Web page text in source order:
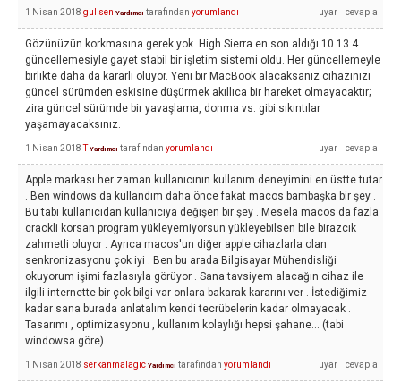
1 Nisan 2018 gul sen Yardımcı tarafından yorumlandı
Gözünüzün korkmasına gerek yok. High Sierra en son aldığı 10.13.4
güncellemesiyle gayet stabil bir işletim sistemi oldu. Her güncellemeyle
birlikte daha da kararlı oluyor. Yeni bir MacBook alacaksanız cihazınızı
güncel sürümden eskisine düşürmek akıllıca bir hareket olmayacaktır;
zira güncel sürümde bir yavaşlama, donma vs. gibi sıkıntılar
yaşamayacaksınız.
1 Nisan 2018 T Yardımcı tarafından yorumlandı
Apple markası her zaman kullanıcının kullanım deneyimini en üstte tutar
. Ben windows da kullandım daha önce fakat macos bambaşka bir şey .
Bu tabi kullanıcıdan kullanıcıya değişen bir şey . Mesela macos da fazla
crackli korsan program yükleyemiyorsun yükleyebilsen bile birazcık
zahmetli oluyor . Ayrıca macos'un diğer apple cihazlarla olan
senkronizasyonu çok iyi . Ben bu arada Bilgisayar Mühendisliği
okuyorum işimi fazlasıyla görüyor . Sana tavsiyem alacağın cihaz ile
ilgili internette bir çok bilgi var onlara bakarak kararını ver . İstediğimiz
kadar sana burada anlatalım kendi tecrübelerin kadar olmayacak .
Tasarımı , optimizasyonu , kullanım kolaylığı hepsi şahane... (tabi
windowsa göre)
1 Nisan 2018 serkanmalagic Yardımcı tarafından yorumlandı